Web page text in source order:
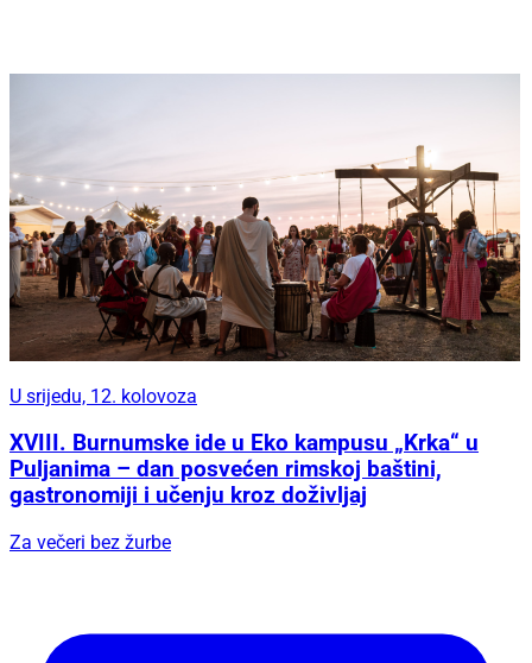
U srijedu, 12. kolovoza
XVIII. Burnumske ide u Eko kampusu „Krka“ u
Puljanima – dan posvećen rimskoj baštini,
gastronomiji i učenju kroz doživljaj
Za večeri bez žurbe